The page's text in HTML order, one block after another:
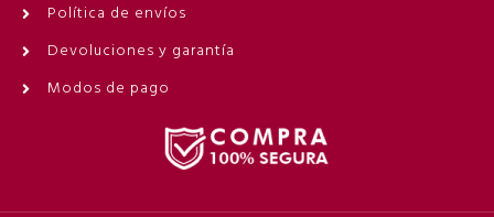
Política de envíos
Devoluciones y garantía
Modos de pago